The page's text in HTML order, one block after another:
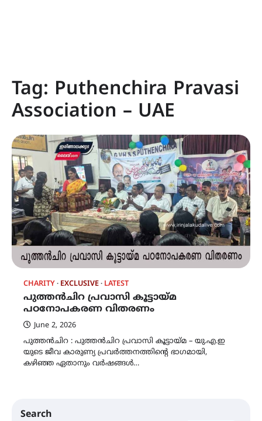
Tag: Puthenchira Pravasi
Association – UAE
CHARITY EXCLUSIVE LATEST
പുത്തൻചിറ പ്രവാസി കൂട്ടായ്മ
പഠനോപകരണ വിതരണം
June 2, 2026
പുത്തന്‍ചിറ : പുത്തൻചിറ പ്രവാസി കൂട്ടായ്മ – യു.എ.ഇ
യുടെ ജീവ കാരുണ്യ പ്രവര്‍ത്തനത്തിന്റെ ഭാഗമായി,
കഴിഞ്ഞ ഏതാനും വർഷങ്ങൾ…
Search